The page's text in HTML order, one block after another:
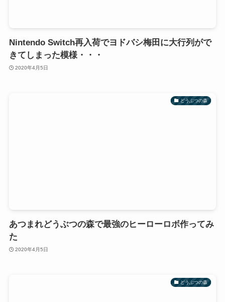
Nintendo Switch再入荷でヨドバシ梅田に大行列がで
きてしまった模様・・・
2020年4月5日
どうぶつの森
あつまれどうぶつの森で最強のヒーローロボ作ってみ
た
2020年4月5日
どうぶつの森